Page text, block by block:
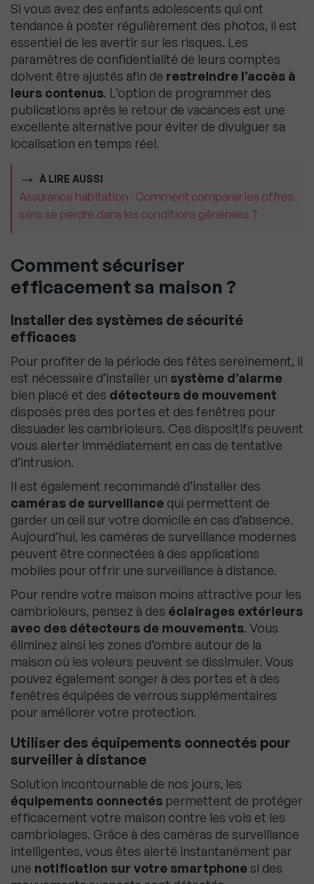
Si vous avez des enfants adolescents qui ont
tendance à poster régulièrement des photos, il est
essentiel de les avertir sur les risques. Les
paramètres de confidentialité de leurs comptes
doivent être ajustés afin de restreindre l’accès à
leurs contenus. L’option de programmer des
publications après le retour de vacances est une
excellente alternative pour éviter de divulguer sa
localisation en temps réel.
À LIRE AUSSI
Assurance habitation : Comment comparer les offres
sans se perdre dans les conditions générales ?
Comment sécuriser
efficacement sa maison ?
Installer des systèmes de sécurité
efficaces
Pour profiter de la période des fêtes sereinement, il
est nécessaire d’installer un système d’alarme
bien placé et des détecteurs de mouvement
disposés près des portes et des fenêtres pour
dissuader les cambrioleurs. Ces dispositifs peuvent
vous alerter immédiatement en cas de tentative
d’intrusion.
Il est également recommandé d’installer des
caméras de surveillance qui permettent de
garder un œil sur votre domicile en cas d’absence.
Aujourd’hui, les caméras de surveillance modernes
peuvent être connectées à des applications
mobiles pour offrir une surveillance à distance.
Pour rendre votre maison moins attractive pour les
cambrioleurs, pensez à des éclairages extérieurs
avec des détecteurs de mouvements. Vous
éliminez ainsi les zones d’ombre autour de la
maison où les voleurs peuvent se dissimuler. Vous
pouvez également songer à des portes et à des
fenêtres équipées de verrous supplémentaires
pour améliorer votre protection.
Utiliser des équipements connectés pour
surveiller à distance
Solution incontournable de nos jours, les
équipements connectés permettent de protéger
efficacement votre maison contre les vols et les
cambriolages. Grâce à des caméras de surveillance
intelligentes, vous êtes alerté instantanément par
une notification sur votre smartphone si des